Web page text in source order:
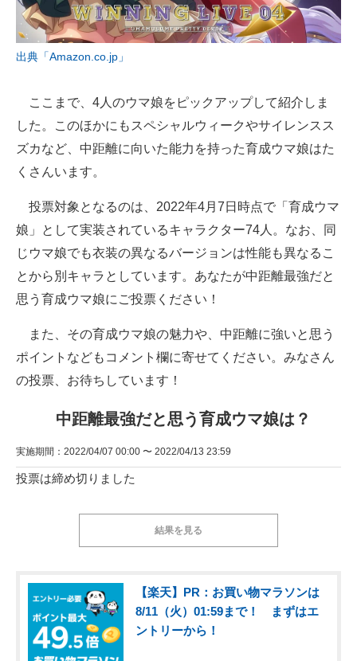
出典「Amazon.co.jp」
ここまで、4人のウマ娘をピックアップして紹介しま
した。このほかにもスペシャルウィークやサイレンスス
ズカなど、中距離に向いた能力を持った育成ウマ娘はた
くさんいます。
投票対象となるのは、2022年4月7日時点で「育成ウマ
娘」として実装されているキャラクター74人。なお、同
じウマ娘でも衣装の異なるバージョンは性能も異なるこ
とから別キャラとしています。あなたが中距離最強だと
思う育成ウマ娘にご投票ください！
また、その育成ウマ娘の魅力や、中距離に強いと思う
ポイントなどもコメント欄に寄せてください。みなさん
の投票、お待ちしています！
中距離最強だと思う育成ウマ娘は？
実施期間：2022/04/07 00:00 〜 2022/04/13 23:59
投票は締め切りました
結果を見る
【楽天】PR：お買い物マラソンは
8/11（火）01:59まで！ まずはエ
ントリーから！